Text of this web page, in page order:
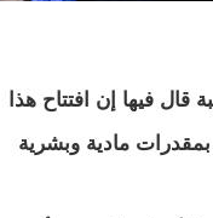
فيها إن افتتاح هذا
مادية وبشرية